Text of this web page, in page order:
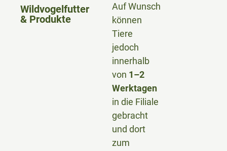
Wildvogelfutter
& Produkte
Auf Wunsch
können
Tiere
jedoch
innerhalb
von 1–2
Werktagen
in die Filiale
gebracht
und dort
zum